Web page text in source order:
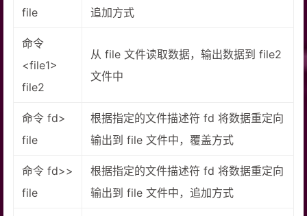
file
追加方式
命令
<file1>
file2
从 file 文件读取数据，输出数据到 file2
文件中
命令 fd>
file
根据指定的文件描述符 fd 将数据重定向
输出到 file 文件中，覆盖方式
命令 fd>>
file
根据指定的文件描述符 fd 将数据重定向
输出到 file 文件中，追加方式